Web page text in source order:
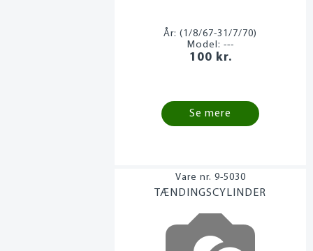
År:(1/8/67-31/7/70)
Model: ---
100 kr.
Se mere
9-5030
TÆNDINGSCYLINDER